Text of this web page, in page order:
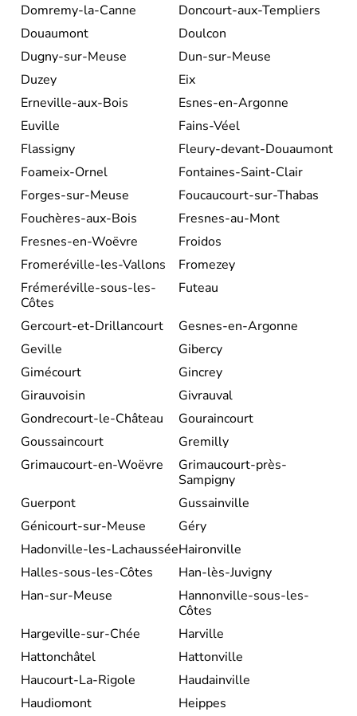
Domremy-la-Canne
Doncourt-aux-Templiers
Douaumont
Doulcon
Dugny-sur-Meuse
Dun-sur-Meuse
Duzey
Eix
Erneville-aux-Bois
Esnes-en-Argonne
Euville
Fains-Véel
Flassigny
Fleury-devant-Douaumont
Foameix-Ornel
Fontaines-Saint-Clair
Forges-sur-Meuse
Foucaucourt-sur-Thabas
Fouchères-aux-Bois
Fresnes-au-Mont
Fresnes-en-Woëvre
Froidos
Fromeréville-les-Vallons
Fromezey
Frémeréville-sous-les-
Côtes
Futeau
Gercourt-et-Drillancourt
Gesnes-en-Argonne
Geville
Gibercy
Gimécourt
Gincrey
Girauvoisin
Givrauval
Gondrecourt-le-Château
Gouraincourt
Goussaincourt
Gremilly
Grimaucourt-en-Woëvre
Grimaucourt-près-
Sampigny
Guerpont
Gussainville
Génicourt-sur-Meuse
Géry
Hadonville-les-LachausséeHaironville
Halles-sous-les-Côtes
Han-lès-Juvigny
Han-sur-Meuse
Hannonville-sous-les-
Côtes
Hargeville-sur-Chée
Harville
Hattonchâtel
Hattonville
Haucourt-La-Rigole
Haudainville
Haudiomont
Heippes